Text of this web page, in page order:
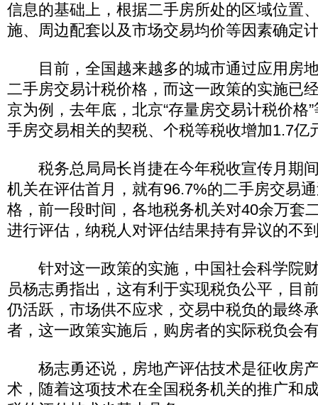
信息的基础上，根据二手房所处的区域位置
施、周边配套以及市场交易均价等因素确定
目前，全国越来越多的城市通过应用房
二手房交易计税价格，而这一政策的实施已
京为例，去年底，北京“存量房交易计税价格
手房交易相关的契税、个税等税收增加1.7亿
税务总局局长肖捷在今年税收宣传月期
机关在评估首月，就有96.7%的二手房交易
格，前一段时间，各地税务机关对40余万套
进行评估，纳税人对评估结果持有异议的不
针对这一政策的实施，中国社会科学院
员杨志勇指出，这有利于实现税负公平，目
仍活跃，市场供不应求，交易中税负的最终
者，这一政策实施后，购房者的实际税负会
杨志勇还说，房地产评估技术是征收房
术，随着这项技术在全国税务机关的推广和